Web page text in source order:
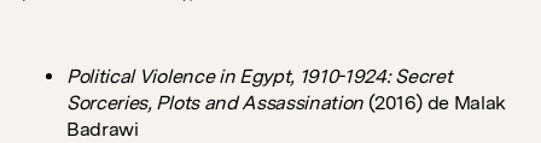
Political Violence in Egypt, 1910-1924: Secret
Sorceries, Plots and Assassination (2016) de Malak
Badrawi